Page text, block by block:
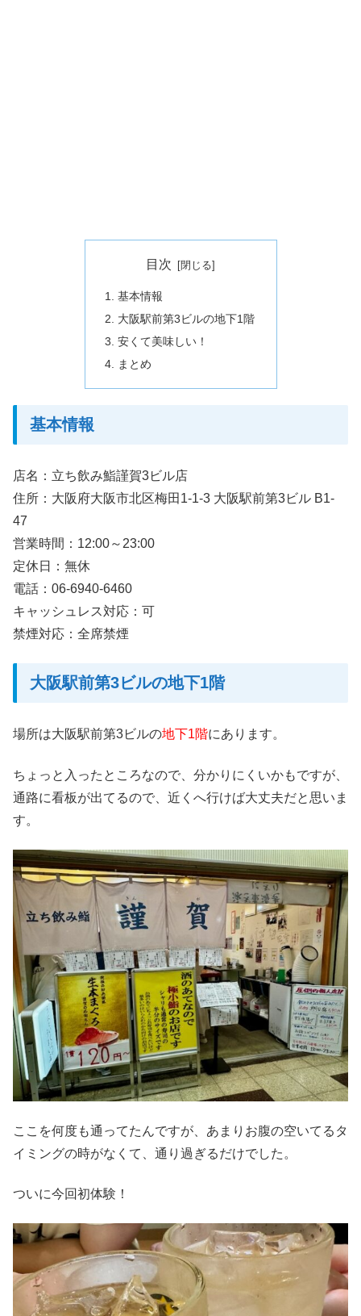
目次
基本情報
大阪駅前第3ビルの地下1階
安くて美味しい！
まとめ
基本情報
店名：立ち飲み鮨謹賀3ビル店
住所：大阪府大阪市北区梅田1-1-3 大阪駅前第3ビル B1-
47
営業時間：12:00～23:00
定休日：無休
電話：06-6940-6460
キャッシュレス対応：可
禁煙対応：全席禁煙
大阪駅前第3ビルの地下1階
場所は大阪駅前第3ビルの地下1階にあります。
ちょっと入ったところなので、分かりにくいかもですが、
通路に看板が出てるので、近くへ行けば大丈夫だと思いま
す。
ここを何度も通ってたんですが、あまりお腹の空いてるタ
イミングの時がなくて、通り過ぎるだけでした。
ついに今回初体験！